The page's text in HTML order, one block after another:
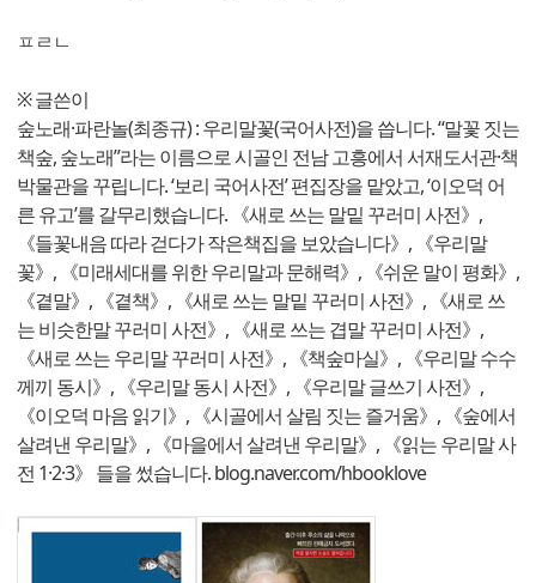
ㅍㄹㄴ
※ 글쓴이
숲노래·파란놀(최종규) : 우리말꽃(국어사전)을 씁니다. “말꽃 짓는
책숲, 숲노래”라는 이름으로 시골인 전남 고흥에서 서재도서관·책
박물관을 꾸립니다. ‘보리 국어사전’ 편집장을 맡았고, ‘이오덕 어
른 유고’를 갈무리했습니다. 《새로 쓰는 말밑 꾸러미 사전》,
《들꽃내음 따라 걷다가 작은책집을 보았습니다》, 《우리말
꽃》, 《미래세대를 위한 우리말과 문해력》, 《쉬운 말이 평화》,
《곁말》, 《곁책》, 《새로 쓰는 말밑 꾸러미 사전》, 《새로 쓰
는 비슷한말 꾸러미 사전》, 《새로 쓰는 겹말 꾸러미 사전》,
《새로 쓰는 우리말 꾸러미 사전》, 《책숲마실》, 《우리말 수수
께끼 동시》, 《우리말 동시 사전》, 《우리말 글쓰기 사전》,
《이오덕 마음 읽기》, 《시골에서 살림 짓는 즐거움》, 《숲에서
살려낸 우리말》, 《마을에서 살려낸 우리말》, 《읽는 우리말 사
전 1·2·3》 들을 썼습니다. blog.naver.com/hbooklove